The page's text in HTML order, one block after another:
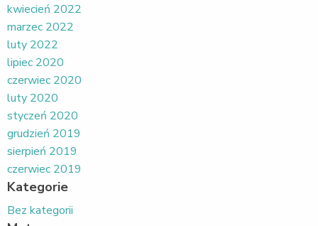
kwiecień 2022
marzec 2022
luty 2022
lipiec 2020
czerwiec 2020
luty 2020
styczeń 2020
grudzień 2019
sierpień 2019
czerwiec 2019
Kategorie
Bez kategorii